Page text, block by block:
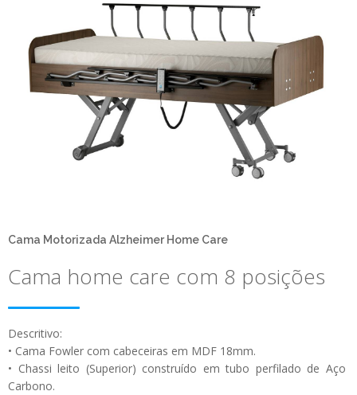
Cama Motorizada Alzheimer Home Care
Cama home care com 8 posições
Descritivo:
• Cama Fowler com cabeceiras em MDF 18mm.
• Chassi leito (Superior) construído em tubo perfilado de Aço
Carbono.